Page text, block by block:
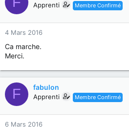
Apprenti Membre Confirmé
4 Mars 2016
Ca marche.
Merci.
F fabulon
Apprenti Membre Confirmé
6 Mars 2016